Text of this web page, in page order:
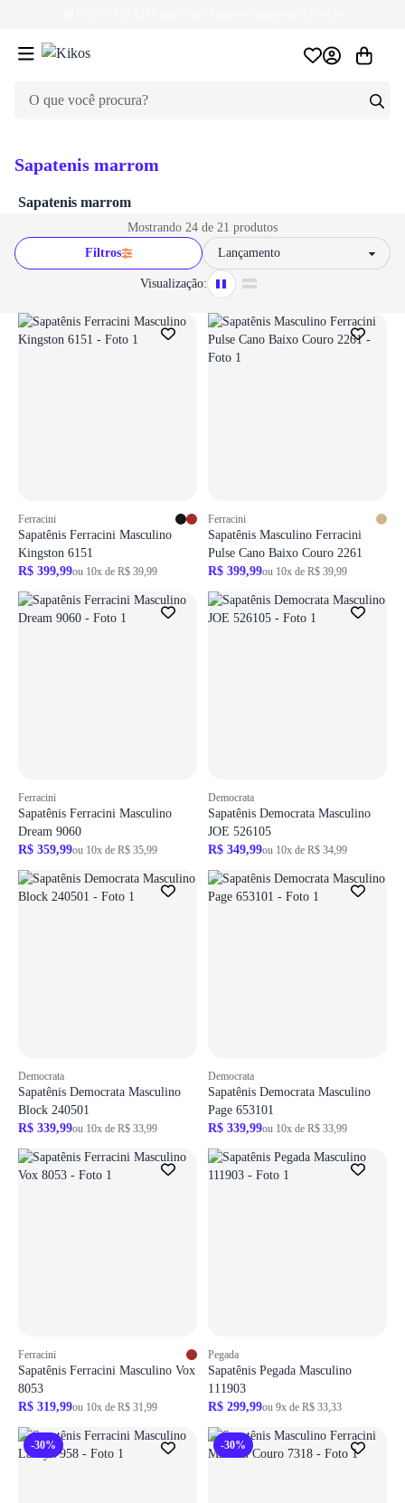
Sapatenis marrom
Sapatenis marrom
Mostrando 24 de 21 produtos
Filtros
Sort by
Visualização:
Ferracini
Sapatênis Ferracini Masculino
Kingston 6151
R$ 399,99ou 10x de R$ 39,99
Ferracini
Sapatênis Masculino Ferracini
Pulse Cano Baixo Couro 2261
R$ 399,99ou 10x de R$ 39,99
Ferracini
Sapatênis Ferracini Masculino
Dream 9060
R$ 359,99ou 10x de R$ 35,99
Democrata
Sapatênis Democrata Masculino
JOE 526105
R$ 349,99ou 10x de R$ 34,99
Democrata
Sapatênis Democrata Masculino
Block 240501
R$ 339,99ou 10x de R$ 33,99
Democrata
Sapatênis Democrata Masculino
Page 653101
R$ 339,99ou 10x de R$ 33,99
Ferracini
Sapatênis Ferracini Masculino Vox
8053
R$ 319,99ou 10x de R$ 31,99
Pegada
Sapatênis Pegada Masculino
111903
R$ 299,99ou 9x de R$ 33,33
-30% -30%
Login necessário
Faça o login para adicionar o produto aos favoritos
Login necessário
Faça o login para adicionar o produto
Faça o login para adicionar o produto aos favoritos
ir para login
Faça o login para adicionar o produto
ir para login
Faça o login para adicionar o produto aos favoritos
ir para login